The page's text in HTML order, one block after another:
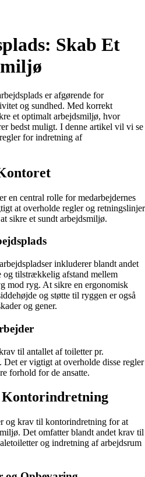
Skab Et
er afgørende for
og sundhed. Med korrekt
et optimalt arbejdsmiljø, hvor
bedst muligt. I denne artikel vil vi se
for indretning af
en central rolle for medarbejdernes
at overholde regler og retningslinjer
sikre et sundt arbejdsmiljø.
inkluderer blandt andet
og tilstrækkelig afstand mellem
mod ryg. At sikre en ergonomisk
og støtte til ryggen er også
og gener.
til antallet af toiletter pr.
Det er vigtigt at overholde disse regler
forhold for de ansatte.
og krav til kontorindretning for at
Det omfatter blandt andet krav til
og indretning af arbejdsrum